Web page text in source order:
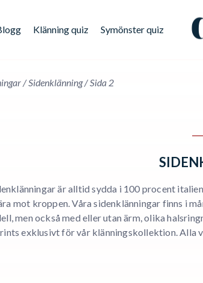
Klänning quiz Symönster quiz
/Sidenklänning/Sida 2
är alltid sydda i 100 procent
mot kroppen. Vårasidenklänningar finns i
men också med eller utan ärm, olika
exklusivt för vår klänningskollektion. Alla